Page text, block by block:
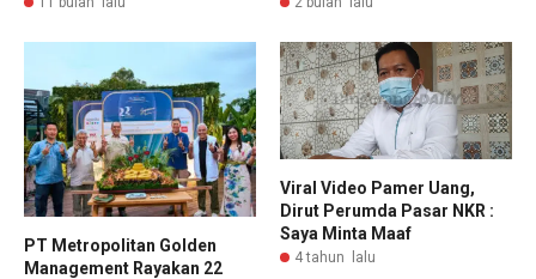
PT Metropolitan Golden
Management Rayakan 22
Viral Video Pamer Uang,
Dirut Perumda Pasar NKR :
Saya Minta Maaf
4 tahun lalu